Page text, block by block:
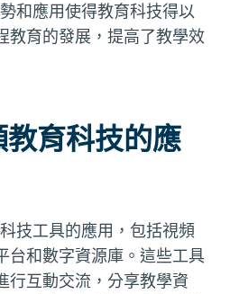
和應用使得教育科技得以
教育的發展，提高了教學效
育科技的應
技工具的應用，包括視頻
台和數字資源庫。這些工具
行互動交流，分享教學資